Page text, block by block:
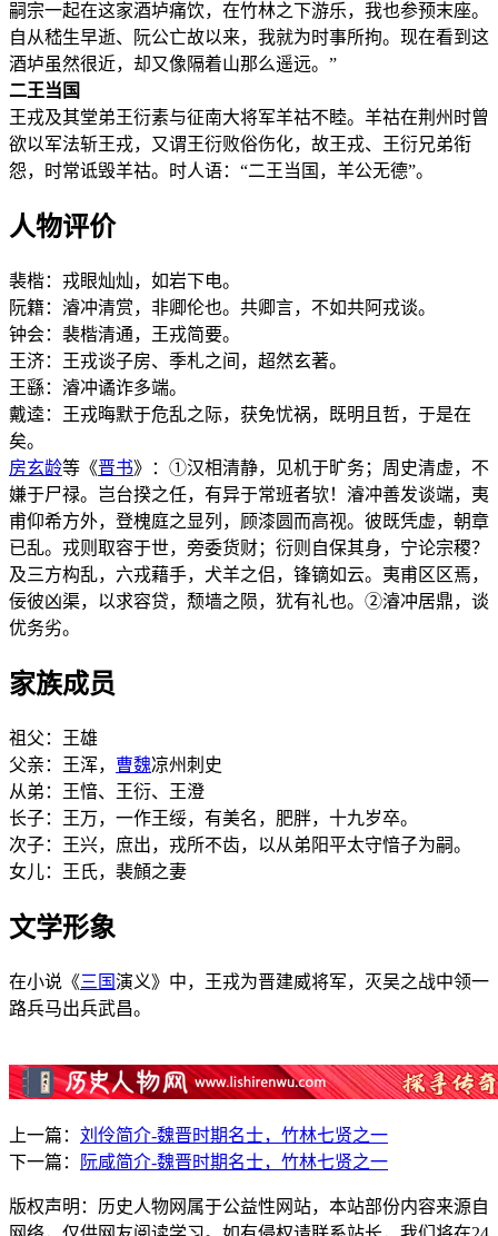
嗣宗一起在这家酒垆痛饮，在竹林之下游乐，我也参预末座。
自从嵇生早逝、阮公亡故以来，我就为时事所拘。现在看到这
酒垆虽然很近，却又像隔着山那么遥远。”
二王当国
王戎及其堂弟王衍素与征南大将军羊祜不睦。羊祜在荆州时曾
欲以军法斩王戎，又谓王衍败俗伤化，故王戎、王衍兄弟衔
怨，时常诋毁羊祜。时人语：“二王当国，羊公无德”。
人物评价
裴楷：戎眼灿灿，如岩下电。
阮籍：濬冲清赏，非卿伦也。共卿言，不如共阿戎谈。
钟会：裴楷清通，王戎简要。
王济：王戎谈子房、季札之间，超然玄著。
王繇：濬冲谲诈多端。
戴逵：王戎晦默于危乱之际，获免忧祸，既明且哲，于是在
矣。
房玄龄等《晋书》：①汉相清静，见机于旷务；周史清虚，不
嫌于尸禄。岂台揆之任，有异于常班者欤！濬冲善发谈端，夷
甫仰希方外，登槐庭之显列，顾漆圆而高视。彼既凭虚，朝章
已乱。戎则取容于世，旁委货财；衍则自保其身，宁论宗稷？
及三方构乱，六戎藉手，犬羊之侣，锋镝如云。夷甫区区焉，
佞彼凶渠，以求容贷，颓墙之陨，犹有礼也。②濬冲居鼎，谈
优务劣。
家族成员
祖父：王雄
父亲：王浑， 曹魏凉州刺史
从弟：王愔、王衍、王澄
长子：王万，一作王绥，有美名，肥胖，十九岁卒。
次子：王兴，庶出，戎所不齿，以从弟阳平太守愔子为嗣。
女儿：王氏，裴頠之妻
文学形象
在小说《三国演义》中，王戎为晋建威将军，灭吴之战中领一
路兵马出兵武昌。
上一篇： 刘伶简介-魏晋时期名士，竹林七贤之一
下一篇：
阮咸简介-魏晋时期名士，竹林七贤之一
版权声明：历史人物网属于公益性网站，本站部份内容来源自